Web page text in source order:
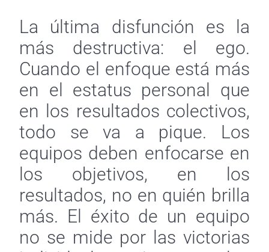
La última disfunción es la
más destructiva: el ego.
Cuando el enfoque está más
en el estatus personal que
en los resultados colectivos,
todo se va a pique. Los
equipos deben enfocarse en
los objetivos, en los
resultados, no en quién brilla
más. El éxito de un equipo
no se mide por las victorias